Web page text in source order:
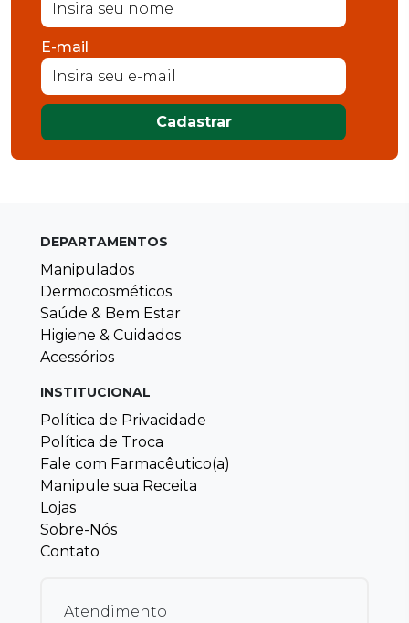
E-mail
Cadastrar
DEPARTAMENTOS
Manipulados
Dermocosméticos
Saúde & Bem Estar
Higiene & Cuidados
Acessórios
INSTITUCIONAL
Política de Privacidade
Política de Troca
Fale com Farmacêutico(a)
Manipule sua Receita
Lojas
Sobre-Nós
Contato
Atendimento